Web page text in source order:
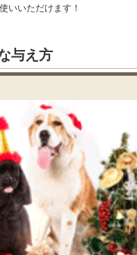
いいただけます！
与え方